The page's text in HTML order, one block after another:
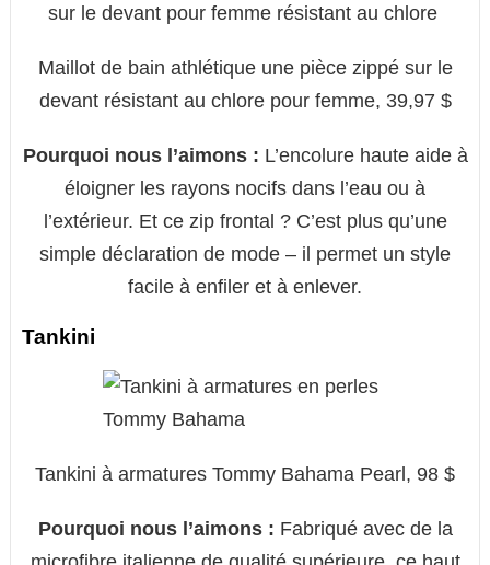
Maillot de bain athlétique une pièce zippé sur le
devant résistant au chlore pour femme, 39,97 $
Pourquoi nous l’aimons : L’encolure haute aide à
éloigner les rayons nocifs dans l’eau ou à
l’extérieur. Et ce zip frontal ? C’est plus qu’une
simple déclaration de mode – il permet un style
facile à enfiler et à enlever.
Tankini
Tankini à armatures Tommy Bahama Pearl, 98 $
Pourquoi nous l’aimons : Fabriqué avec de la